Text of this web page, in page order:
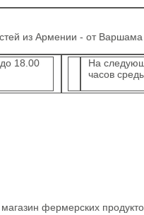
из Армении - от
18.00
На
часов
фермерских